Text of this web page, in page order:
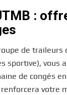
:
de traileurs
sportive), vous
de congés
votre